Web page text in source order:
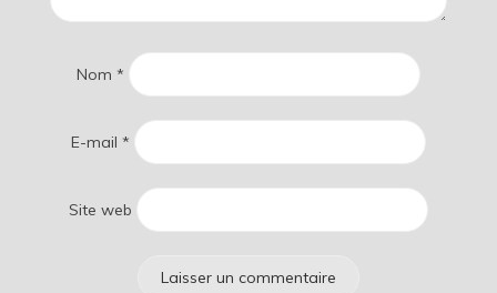
Nom *
E-mail *
Site web